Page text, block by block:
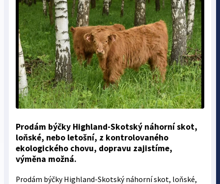
Prodám býčky Highland-Skotský náhorní skot,
loňské, nebo letošní, z kontrolovaného
ekologického chovu, dopravu zajistíme,
výměna možná.
Prodám býčky Highland-Skotský náhorní skot, loňské,